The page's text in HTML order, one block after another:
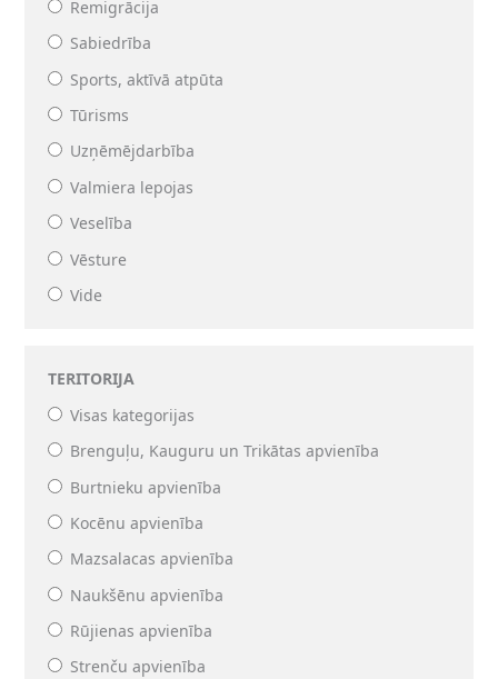
Remigrācija
Sabiedrība
Sports, aktīvā atpūta
Tūrisms
Uzņēmējdarbība
Valmiera lepojas
Veselība
Vēsture
Vide
TERITORIJA
Visas kategorijas
Brenguļu, Kauguru un Trikātas apvienība
Burtnieku apvienība
Kocēnu apvienība
Mazsalacas apvienība
Naukšēnu apvienība
Rūjienas apvienība
Strenču apvienība